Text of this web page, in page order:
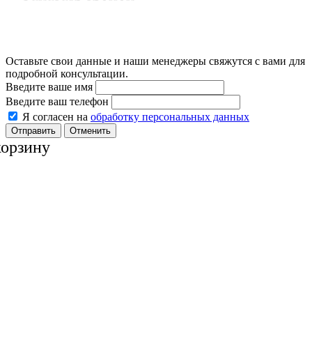
Оставьте свои данные и наши менеджеры свяжутся с вами для
подробной консультации.
Введите ваше имя
Введите ваш телефон
Я согласен на обработку персональных данных
Отменить